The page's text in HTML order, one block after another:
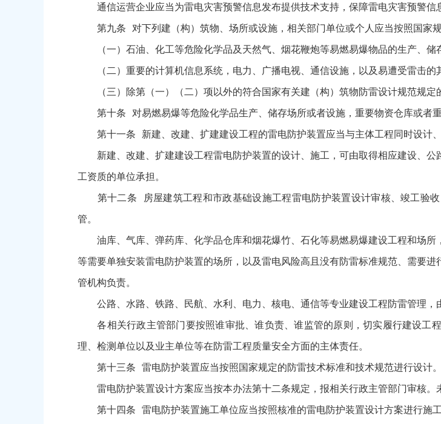
通信运营企业应当为雷电灾害预警信息发布提供技术支持，保障雷电灾害预警信
第九条 对下列建（构）筑物、场所或设施，相关部门单位或个人应当按照国家规
（一）石油、化工等危险化学品及天然气、烟花鞭炮等易燃易爆物品的生产、储
（二）重要的计算机信息系统，电力、广播电视、通信设施，以及易遭受雷击的
（三）除第（一）（二）项以外的符合国家有关建（构）筑物防雷设计规范规定
第十条 对易燃易爆等危险化学品生产、储存场所或者设施，重要物资仓库或者重
第十一条 新建、改建、扩建建设工程的雷电防护装置应当与主体工程同时设计、
新建、改建、扩建建设工程雷电防护装置的设计、施工，可由取得相应建设、公
工资质的单位承担。
第十二条 房屋建筑工程和市政基础设施工程雷电防护装置设计审核、竣工验收
管。
油库、气库、弹药库、化学品仓库和烟花爆竹、石化等易燃易爆建设工程和场所
等需要单独安装雷电防护装置的场所，以及雷电风险高且没有防雷标准规范、需要
管机构负责。
公路、水路、铁路、民航、水利、电力、核电、通信等专业建设工程防雷管理，
各相关行政主管部门要按照谁审批、谁负责、谁监管的原则，切实履行建设工
理、检测单位以及业主单位等在防雷工程质量安全方面的主体责任。
第十三条 雷电防护装置应当按照国家规定的防雷技术标准和技术规范进行设计。
雷电防护装置设计方案应当按本办法第十二条规定，报相关行政主管部门审核。
第十四条 雷电防护装置施工单位应当按照核准的雷电防护装置设计方案进行施工